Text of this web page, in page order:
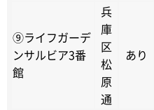
⑨ライフガーデ
ンサルビア3番
館
兵
庫
区
松
原
通
あり